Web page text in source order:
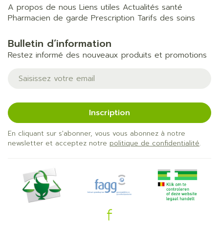
A propos de nous Liens utiles Actualités santé
Pharmacien de garde Prescription Tarifs des soins
Bulletin d’information
Restez informé des nouveaux produits et promotions
Adresse mail
Inscription
En cliquant sur s'abonner, vous vous abonnez à notre
newsletter et acceptez notre politique de confidentialité.